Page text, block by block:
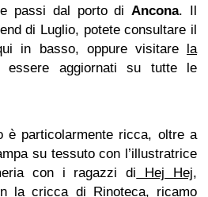
passi dal porto di Ancona. Il
di Luglio, potete consultare il
in basso, oppure visitare la
essere aggiornati su tutte le
è particolarmente ricca, oltre a
su tessuto con l’illustratrice
con i ragazzi di Hej Hej,
la cricca di Rinoteca, ricamo